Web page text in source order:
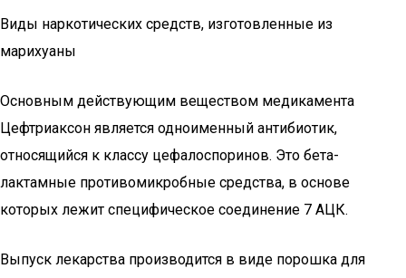
Виды наркотических средств, изготовленные из
марихуаны
Основным действующим веществом медикамента
Цефтриаксон является одноименный антибиотик,
относящийся к классу цефалоспоринов. Это бета-
лактамные противомикробные средства, в основе
которых лежит специфическое соединение 7 АЦК.
Выпуск лекарства производится в виде порошка для